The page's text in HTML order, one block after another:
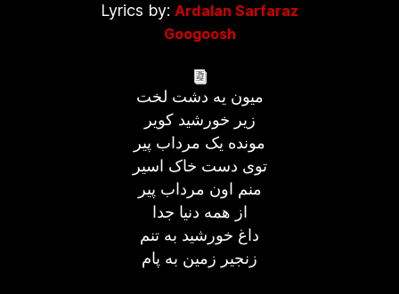
Lyrics by: Ardalan Sarfaraz
Googoosh
میون یه دشت لخت
زير خورشید کوير
مونده یک مرداب پیر
توی دست خاک اسیر
منم اون مرداب پیر
از همه دنیا جدا
داغ خورشید به تنم
زنجیر زمین به پام